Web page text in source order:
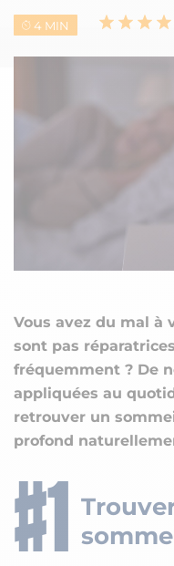
4 MIN
Vous avez du mal à
sont pas
fréquemment ? De
appliquées au
retrouver un
profond